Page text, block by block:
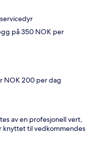
på 350 NOK per
NOK 200 per dag
av en profesjonell vert,
knyttet til vedkommendes